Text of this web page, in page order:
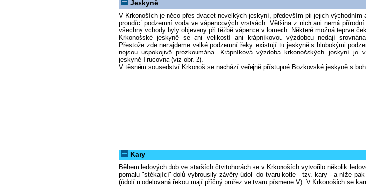
Jeskyně
V Krkonoších je něco přes dvacet nevelkých jeskyní, především při jejich východním
proudící podzemní voda ve vápencových vrstvách. Většina z nich ani nemá
všechny vchody byly objeveny při těžbě vápence v lomech. Některé možná teprve
Krkonošské jeskyně se ani velikostí ani krápníkovou výzdobou nedají
Přestože zde nenajdeme velké podzemní řeky, existují tu jeskyně s hlubokými
nejsou uspokojivě prozkoumána. Krápníková výzdoba krkonošských jeskyní je
jeskyně Trucovna (viz obr. 2).
V těsném sousedství Krkonoš se nachází veřejně přístupné Bozkovské jeskyně s
Kary
Během ledových dob ve starších čtvrtohorách se v Krkonoších vytvořilo několik
pomalu "stékající" dolů vybrousily závěry údolí do tvaru kotle - tzv. kary - a níže
(údolí modelovaná řekou mají příčný průřez ve tvaru písmene V). V Krkonoších se